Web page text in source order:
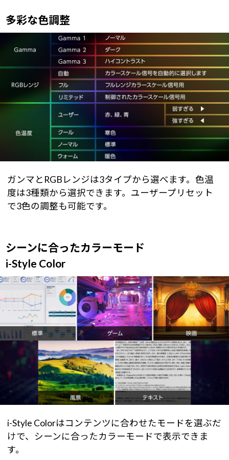
多彩な色調整
ガンマとRGBレンジは3タイプから選べます。色温
度は3種類から選択できます。ユーザープリセット
で3色の調整も可能です。
シーンに合ったカラーモード
i-Style Color
i-Style Colorはコンテンツに合わせたモードを選ぶだ
けで、シーンに合ったカラーモードで表示できま
す。